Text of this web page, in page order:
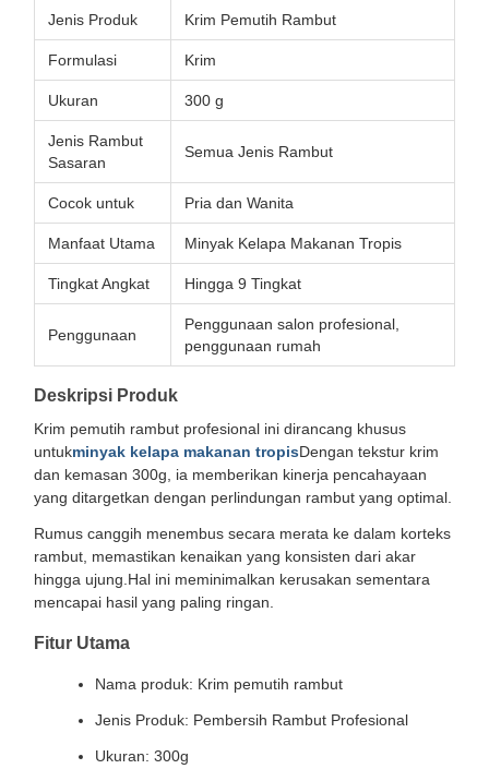
Jenis Produk Krim Pemutih Rambut
Formulasi Krim
Ukuran 300 g
Jenis Rambut
Sasaran
Semua Jenis Rambut
Cocok untuk Pria dan Wanita
Manfaat Utama Minyak Kelapa Makanan Tropis
Tingkat Angkat Hingga 9 Tingkat
Penggunaan
Penggunaan salon profesional,
penggunaan rumah
Deskripsi Produk
Krim pemutih rambut profesional ini dirancang khusus
untukminyak kelapa makanan tropisDengan tekstur krim
dan kemasan 300g, ia memberikan kinerja pencahayaan
yang ditargetkan dengan perlindungan rambut yang optimal.
Rumus canggih menembus secara merata ke dalam korteks
rambut, memastikan kenaikan yang konsisten dari akar
hingga ujung.Hal ini meminimalkan kerusakan sementara
mencapai hasil yang paling ringan.
Fitur Utama
Nama produk: Krim pemutih rambut
Jenis Produk: Pembersih Rambut Profesional
Ukuran: 300g